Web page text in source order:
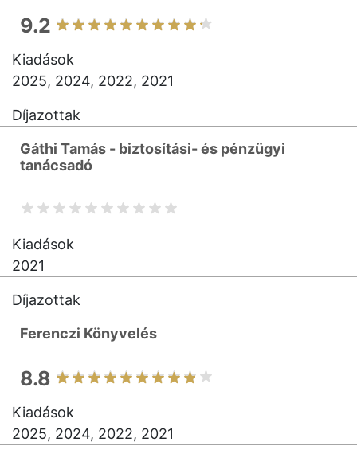
9.2
Kiadások
2025, 2024, 2022, 2021
Díjazottak
Gáthi Tamás - biztosítási- és pénzügyi
tanácsadó
Kiadások
2021
Díjazottak
Ferenczi Könyvelés
8.8
Kiadások
2025, 2024, 2022, 2021